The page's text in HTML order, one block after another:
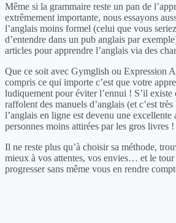
Même si la grammaire reste un pan de
extrêmement importante, nous essayons
l’anglais moins formel (celui que vous
d’entendre dans un pub anglais par
articles pour apprendre l’anglais via des
Que ce soit avec Gymglish ou Expression
compris ce qui importe c’est que votre
ludiquement pour éviter l’ennui ! S’il existe
raffolent des manuels d’anglais (et c’est
l’anglais en ligne est devenu une excellente
personnes moins attirées par les gros livres
Il ne reste plus qu’à choisir sa méthode,
mieux à vos attentes, vos envies… et le
progresser sans même vous en rendre